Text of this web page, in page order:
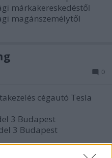
márkakereskedéstől
magánszemélytől
0
cégautó Tesla
3 Budapest
3 Budapest